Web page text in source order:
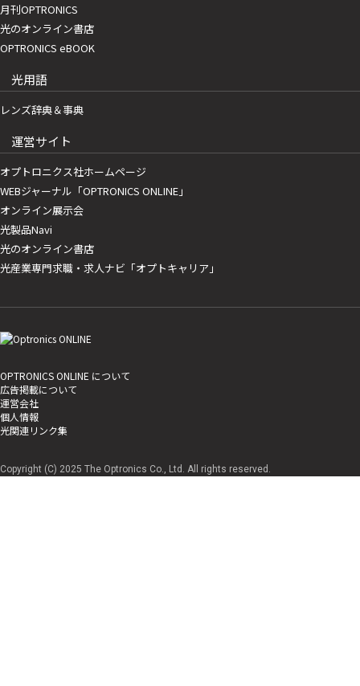
月刊OPTRONICS
光のオンライン書店
OPTRONICS eBOOK
光用語
レンズ辞典＆事典
運営サイト
オプトロニクス社ホームページ
WEBジャーナル「OPTRONICS ONLINE」
オンライン展示会
光製品Navi
光のオンライン書店
光産業専門求職・求人ナビ「オプトキャリア」
OPTRONICS ONLINE について
広告掲載について
運営会社
個人情報
光関連リンク集
Copyright (C) 2025 The Optronics Co., Ltd. All rights reserved.